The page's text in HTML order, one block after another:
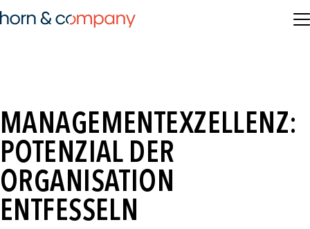
MANAGEMENTEXZELLENZ:
POTENZIAL DER
ORGANISATION
ENTFESSELN